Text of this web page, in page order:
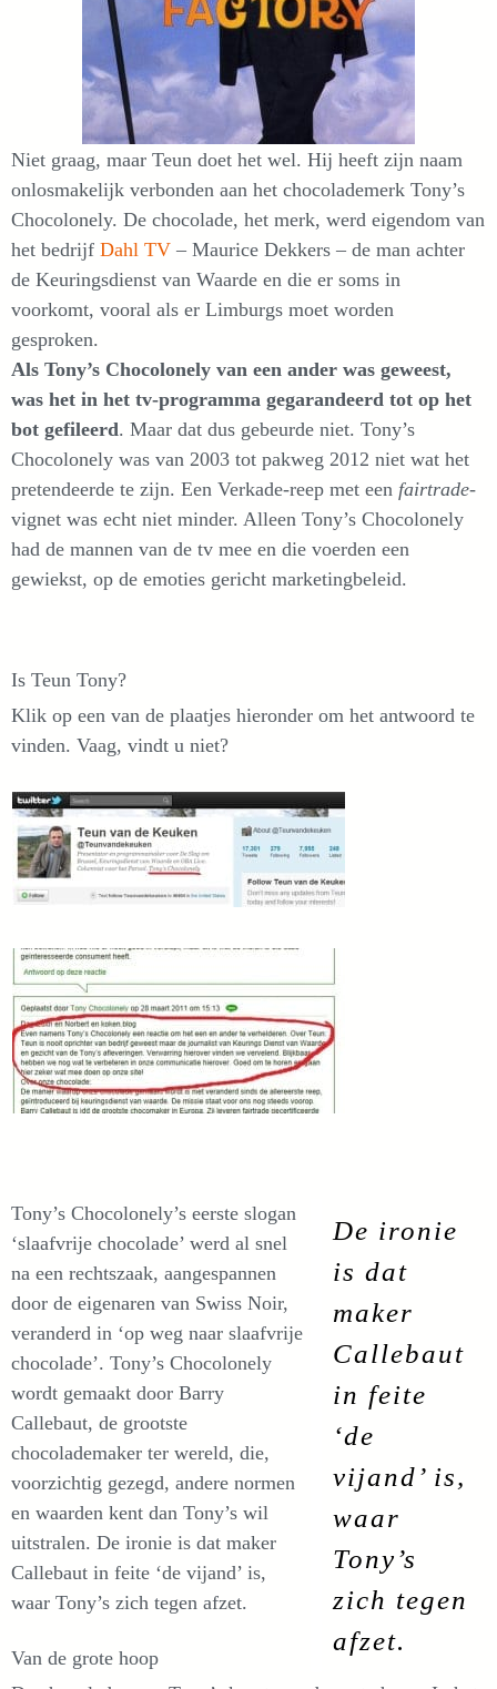
Niet graag, maar Teun doet het wel. Hij heeft zijn naam
onlosmakelijk verbonden aan het chocolademerk Tony’s
Chocolonely. De chocolade, het merk, werd eigendom van
het bedrijf Dahl TV – Maurice Dekkers – de man achter
de Keuringsdienst van Waarde en die er soms in
voorkomt, vooral als er Limburgs moet worden
gesproken.
Als Tony’s Chocolonely van een ander was geweest,
was het in het tv-programma gegarandeerd tot op het
bot gefileerd. Maar dat dus gebeurde niet. Tony’s
Chocolonely was van 2003 tot pakweg 2012 niet wat het
pretendeerde te zijn. Een Verkade-reep met een fairtrade-
vignet was echt niet minder. Alleen Tony’s Chocolonely
had de mannen van de tv mee en die voerden een
gewiekst, op de emoties gericht marketingbeleid.
Is Teun Tony?
Klik op een van de plaatjes hieronder om het antwoord te
vinden. Vaag, vindt u niet?
De ironie
is dat
maker
Callebaut
in feite
‘de
vijand’ is,
waar
Tony’s
zich tegen
afzet.
Tony’s Chocolonely’s eerste slogan
‘slaafvrije chocolade’ werd al snel
na een rechtszaak, aangespannen
door de eigenaren van Swiss Noir,
veranderd in ‘op weg naar slaafvrije
chocolade’. Tony’s Chocolonely
wordt gemaakt door Barry
Callebaut, de grootste
chocolademaker ter wereld, die,
voorzichtig gezegd, andere normen
en waarden kent dan Tony’s wil
uitstralen. De ironie is dat maker
Callebaut in feite ‘de vijand’ is,
waar Tony’s zich tegen afzet.
Van de grote hoop